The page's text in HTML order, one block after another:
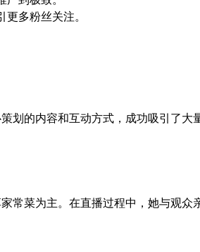
多粉丝关注。
划的内容和互动方式，成功吸引了大
常菜为主。在直播过程中，她与观众